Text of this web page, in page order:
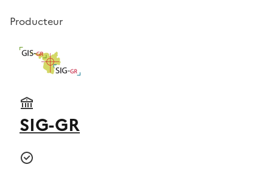
Producteur
SIG-GR